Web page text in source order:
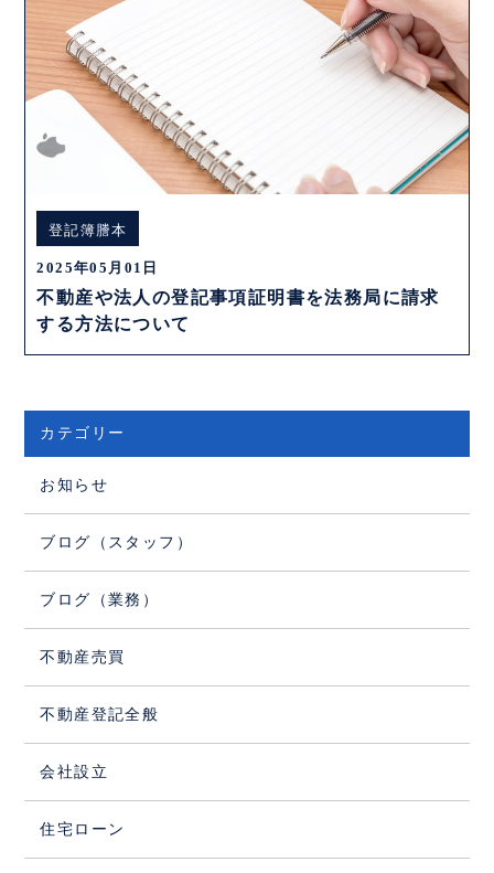
登記簿謄本
2025年05月01日
不動産や法人の登記事項証明書を法務局に請求
する方法について
カテゴリー
お知らせ
ブログ（スタッフ）
ブログ（業務）
不動産売買
不動産登記全般
会社設立
住宅ローン